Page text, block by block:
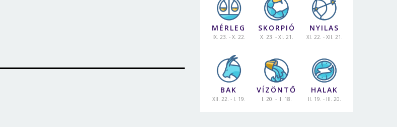
MÉRLEG
IX. 23. - X. 22.
SKORPIÓ
X. 23. - XI. 21.
NYILAS
XI. 22. - XII. 21.
BAK
XII. 22. - I. 19.
VÍZÖNTŐ
I. 20. - II. 18.
HALAK
II. 19. - III. 20.